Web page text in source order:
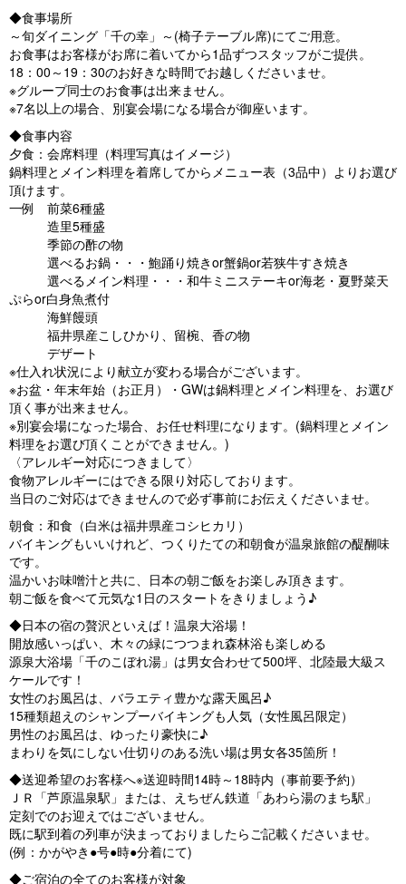
◆食事場所
～旬ダイニング「千の幸」～(椅子テーブル席)にてご用意。
お食事はお客様がお席に着いてから1品ずつスタッフがご提供。
18：00～19：30のお好きな時間でお越しくださいませ。
※グループ同士のお食事は出来ません。
※7名以上の場合、別宴会場になる場合が御座います。
◆食事内容
夕食：会席料理（料理写真はイメージ）
鍋料理とメイン料理を着席してからメニュー表（3品中）よりお選び
頂けます。
一例 前菜6種盛
造里5種盛
季節の酢の物
選べるお鍋・・・鮑踊り焼きor蟹鍋or若狭牛すき焼き
選べるメイン料理・・・和牛ミニステーキor海老・夏野菜天
ぷらor白身魚煮付
海鮮饅頭
福井県産こしひかり、留椀、香の物
デザート
※仕入れ状況により献立が変わる場合がございます。
※お盆・年末年始（お正月）・GWは鍋料理とメイン料理を、お選び
頂く事が出来ません。
※別宴会場になった場合、お任せ料理になります。(鍋料理とメイン
料理をお選び頂くことができません。)
〈アレルギー対応につきまして〉
食物アレルギーにはできる限り対応しております。
当日のご対応はできませんので必ず事前にお伝えくださいませ。
朝食：和食（白米は福井県産コシヒカリ）
バイキングもいいけれど、つくりたての和朝食が温泉旅館の醍醐味
です。
温かいお味噌汁と共に、日本の朝ご飯をお楽しみ頂きます。
朝ご飯を食べて元気な1日のスタートをきりましょう♪
◆日本の宿の贅沢といえば！温泉大浴場！
開放感いっぱい、木々の緑につつまれ森林浴も楽しめる
源泉大浴場「千のこぼれ湯」は男女合わせて500坪、北陸最大級ス
ケールです！
女性のお風呂は、バラエティ豊かな露天風呂♪
15種類超えのシャンプーバイキングも人気（女性風呂限定）
男性のお風呂は、ゆったり豪快に♪
まわりを気にしない仕切りのある洗い場は男女各35箇所！
◆送迎希望のお客様へ※送迎時間14時～18時内（事前要予約）
ＪＲ「芦原温泉駅」または、えちぜん鉄道「あわら湯のまち駅」
定刻でのお迎えではございません。
既に駅到着の列車が決まっておりましたらご記載くださいませ。
(例：かがやき●号●時●分着にて)
◆ご宿泊の全てのお客様が対象